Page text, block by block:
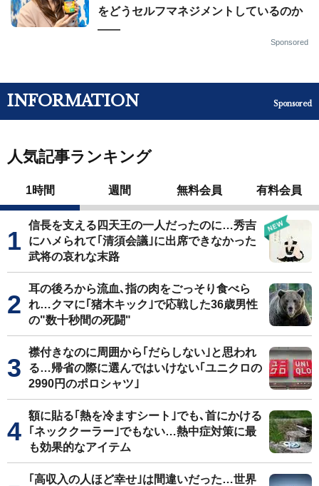
をどうセルフマネジメントしているのか
——
Sponsored
INFORMATION Sponsored
人気記事ランキング
1時間 週間 無料会員 有料会員
信長を支える四天王の一人だったのに…秀吉
にハメられて｢清須会議｣に出席できなかった
武将の哀れな末路
耳の後ろから流血､指の肉をごっそり食べら
れ…クマに｢猪木キック｣で応戦した36歳男性
の"数十秒間の死闘"
襟付きなのに周囲から｢だらしない｣と思われ
る…帰省の際に選んではいけない｢ユニクロの
2990円のポロシャツ｣
額に貼る｢熱を冷ますシート｣でも､首にかける
｢ネッククーラー｣でもない…熱中症対策に最
も効果的なアイテム
｢高収入の人ほど幸せ｣は間違いだった…世界